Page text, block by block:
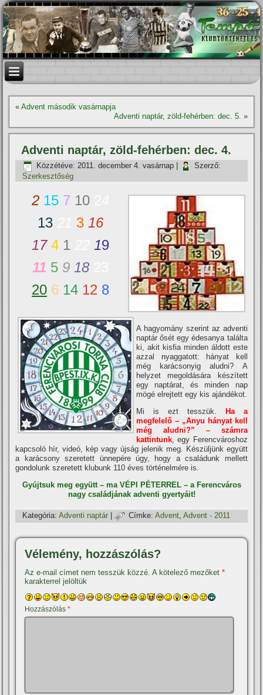
«Advent második vasárnapja
Adventi naptár, zöld-fehérben: dec. 5. »
Adventi naptár, zöld-fehérben: dec. 4.
Közzétéve: 2011. december 4. vasárnap
Szerző:
Szerkesztőség
2 15 7 10
13
3 16
17 4 1 19
11 5 9 18
20 6 14 12 8
A hagyomány szerint az adventi
naptár ősét egy édesanya találta
ki, akit kisfia minden áldott este
azzal nyaggatott: hányat kell
még karácsonyig aludni? A
helyzet megoldására készí­tett
egy naptárat, és minden nap
mögé elrejtett egy kis ajándékot.
Mi is ezt tesszük.
Ha a
megfelelő – „Anyu hányat kell
még aludni?” – számra
kattintunk , egy Ferencvároshoz
kapcsoló hí­r, videó, kép vagy újság jelenik meg. Készüljünk együtt
a karácsony szeretett ünnepére úgy, hogy a családunk mellett
gondolunk szeretett klubunk 110 éves történelmére is.
Gyújtsuk meg együtt – ma VÉPI PÉTERREL – a Ferencváros
nagy családjának adventi gyertyáit!
Kategória: Adventi naptár | Címke: Advent,Advent - 2011
Vélemény, hozzászólás?
Az e-mail címet nem tesszük közzé. A kötelező mezőket*
karakterrel jelöltük
Hozzászólás*